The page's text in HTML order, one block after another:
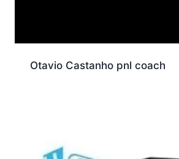
Otavio Castanho pnl coach